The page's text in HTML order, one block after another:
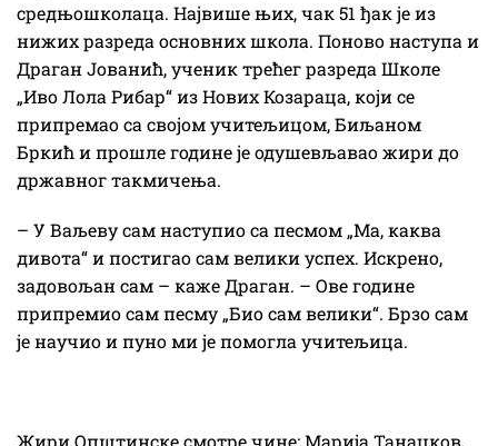
средњошколаца. Највише њих, чак 51 ђак је из
нижих разреда основних школа. Поново наступа и
Драган Јованић, ученик трећег разреда Школе
„Иво Лола Рибар“ из Нових Козараца, који се
припремао са својом учитељицом, Биљаном
Бркић и прошле године је одушевљавао жири до
државног такмичења.
– У Ваљеву сам наступио са песмом „Ма, каква
дивота“ и постигао сам велики успех. Искрено,
задовољан сам – каже Драган. – Ове године
припремио сам песму „Био сам велики“. Брзо сам
је научио и пуно ми је помогла учитељица.
Жири Општинске смотре чине: Марија Танацков,